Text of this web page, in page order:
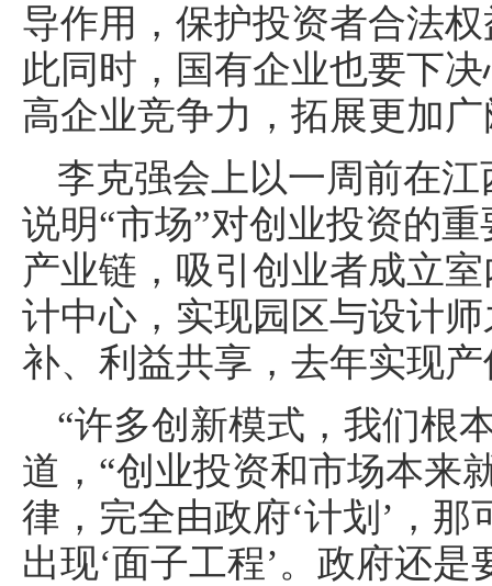
导作用，保护投资者合法
此同时，国有企业也要下
高企业竞争力，拓展更加
李克强会上以一周前在
说明“市场”对创业投资的
产业链，吸引创业者成立
计中心，实现园区与设计
补、利益共享，去年实现
“许多创新模式，我们根
道，“创业投资和市场本来
律，完全由政府‘计划’，
出现‘面子工程’。政府还